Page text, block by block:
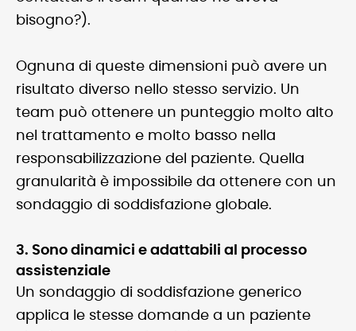
bisogno?).
Ognuna di queste dimensioni può avere un
risultato diverso nello stesso servizio. Un
team può ottenere un punteggio molto alto
nel trattamento e molto basso nella
responsabilizzazione del paziente. Quella
granularità è impossibile da ottenere con un
sondaggio di soddisfazione globale.
3. Sono dinamici e adattabili al processo
assistenziale
Un sondaggio di soddisfazione generico
applica le stesse domande a un paziente